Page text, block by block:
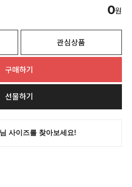
0원
관심상품
구매하기
선물하기